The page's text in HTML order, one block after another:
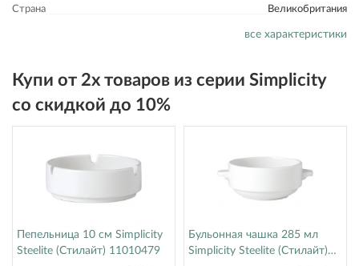
Страна
Великобритания
все характеристики
Купи от 2х товаров из серии Simplicity
со скидкой до 10%
Пепельница 10 см Simplicity
Steelite (Стилайт) 11010479
Бульонная чашка 285 мл
Simplicity Steelite (Стилайт)